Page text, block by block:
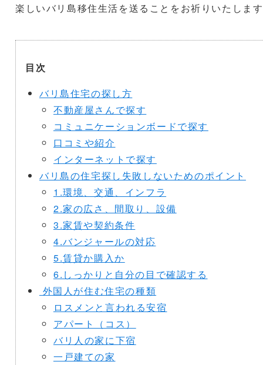
楽しいバリ島移住生活を送ることをお祈りいたしま
目次
バリ島住宅の探し方
不動産屋さんで探す
コミュニケーションボードで探す
口コミや紹介
インターネットで探す
バリ島の住宅探し失敗しないためのポイント
1.環境、交通、インフラ
2.家の広さ、間取り、設備
3.家賃や契約条件
4.バンジャールの対応
5.賃貸か購入か
6.しっかりと自分の目で確認する
外国人が住む住宅の種類
ロスメンと言われる安宿
アパート（コス）
バリ人の家に下宿
一戸建ての家